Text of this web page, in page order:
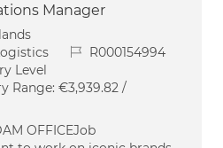
Manager
Job IdR000154994
Level
Range: €3,939.82 /
OFFICEJob